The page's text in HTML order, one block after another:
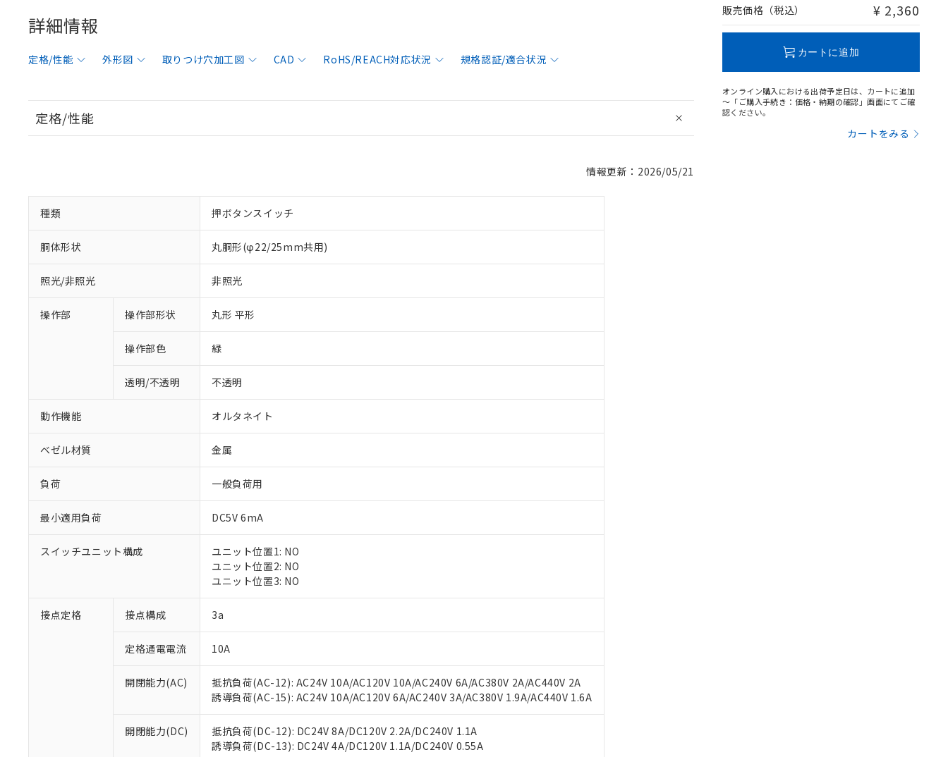
詳細情報
定格/性能 外形図 取りつけ穴加工図 CAD RoHS/REACH対応状況 規格認証/適合状況
定格/性能
情報更新：2026/05/21
種類 押ボタンスイッチ
胴体形状 丸胴形(φ22/25mm共用)
照光/非照光 非照光
操作部 操作部形状 丸形 平形
操作部色 緑
透明/不透明 不透明
動作機能 オルタネイト
ベゼル材質 金属
負荷 一般負荷用
最小適用負荷 DC5V 6mA
スイッチユニット構成
ユニット位置1: NO
ユニット位置2: NO
ユニット位置3: NO
接点定格 接点構成 3a
定格通電電流 10A
開閉能力(AC)
抵抗負荷(AC-12): AC24V 10A/AC120V 10A/AC240V 6A/AC380V 2A/AC440V 2A
誘導負荷(AC-15): AC24V 10A/AC120V 6A/AC240V 3A/AC380V 1.9A/AC440V 1.6A
開閉能力(DC)
抵抗負荷(DC-12): DC24V 8A/DC120V 2.2A/DC240V 1.1A
誘導負荷(DC-13): DC24V 4A/DC120V 1.1A/DC240V 0.55A
販売価格（税込） ¥ 2,360
カートに追加
オンライン購入における出荷予定日は、カートに追加
～「ご購入手続き：価格・納期の確認」画面にてご確
認ください。
カートをみる
以下の条件をお読みいただき、同意のうえご利用ください。
本サービスは、当社制御機器事業取扱商品の当社在庫状況および標準価格(税抜)を提供させていただ
くものです。
当社制御機器事業取扱商品の中には、本サービスの対象外となる商品もあることをご了承ください。
のであり、閲覧された時点での実際の在庫および標準価格とは異なる場合があることをご了承くださ
い。
※1 対応状況
対応済み：EU RoHS指令（10物質）の非含有に対応した製品が提供可能な商品です。
対応予定：EU RoHS指令（10物質）の非含有に対応した製品に切り替える予定のある商品です。
対応予定なし：EU RoHS指令（10物質）の非含有に非対応の商品で、対応品を出す予定はありません。
仕入先様の事情により、非含有部品としていたものが、含有品と判明した場合などやむを得ず変更すること
があります。
*EU RoHS指令（10物質）：
鉛(Pb) 1000ppm以下、 水銀(Hg) 1000ppm以下、 カドミウム(Cd) 100ppm以下、
六価クロム(Cr(Ⅵ)) 1000ppm以下、ポリ臭化ビフェニル類(PBB) 1000ppm以下、ポリ臭化ジフェニルエーテル類(PBDE) 1000ppm以下、
但し、RoHS指令で産業用監視および制御機器に対する適用除外項目は除く。
フタル酸エステル類の４物質については閾値を超える意図的な使用がないことを確認しています。
※1 中国RoHS○×表
「－」：未確認です。当社販売部門へお問い合わせください。
*中国RoHS10物質の基準値 (GB/T26572)：
Pb(鉛) :1000ppm、 Hg(水銀) : 1000ppm、 Cd(カドミウム) : 100ppm、
Cr(Ⅵ)(六価クロム) : 1000ppm、 PBBs(ポリ臭化ビフェニル類) : 1000ppm、 PBDEs(ポリ臭化ジフェニルエーテル類) : 1000ppm、
DBP(フタル酸ジブチル) : 1000ppm、 DIBP(フタル酸ジイソブチル) : 1000ppm、 BBP(フタル酸ブチルベンジル) : 1000ppm、
当社は、これら貴社製品のうち、外国為替および外国貿易法に定める商品（以下｢規制貨物等」とい
う）を輸出または国外への提供する場合は、日本国政府の輸出許可(または役務取引許可)を取得する
当社は規制貨物を破棄する場合は、完全に破砕するなど、違法に輸出されないよう必要な手段を講じ
ます。
当社は貴社製品を、核兵器、ミサイル、化学兵器、生物兵器またはその他武器並びにこれらの製造装
記
号
説明
○ 一定数以上の在庫あり